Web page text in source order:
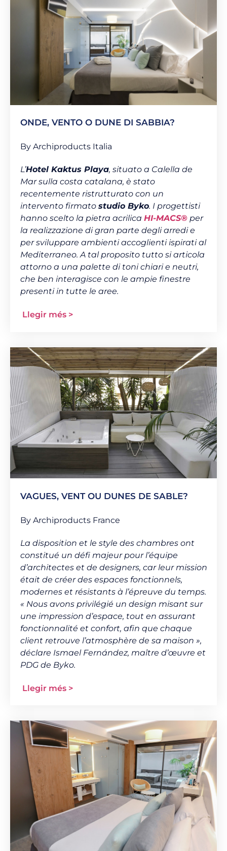
ONDE, VENTO O DUNE DI SABBIA?
By Archiproducts Italia
L’Hotel Kaktus Playa, situato a Calella de
Mar sulla costa catalana, è stato
recentemente ristrutturato con un
intervento firmatostudio Byko. I progettisti
hanno scelto la pietra acrilicaHI-MACS® per
la realizzazione di gran parte degli arredi e
per sviluppare ambienti accoglienti ispirati al
Mediterraneo. A tal proposito tutto si articola
attorno a una palette di toni chiari e neutri,
che ben interagisce con le ampie finestre
presenti in tutte le aree.
Llegir més >
VAGUES, VENT OU DUNES DE SABLE?
By Archiproducts France
La disposition et le style des chambres ont
constitué un défi majeur pour l’équipe
d’architectes et de designers, car leur mission
était de créer des espaces fonctionnels,
modernes et résistants à l’épreuve du temps.
« Nous avons privilégié un design misant sur
une impression d’espace, tout en assurant
fonctionnalité et confort, afin que chaque
client retrouve l’atmosphère de sa maison »,
déclare Ismael Fernández, maître d’œuvre et
PDG de Byko.
Llegir més >